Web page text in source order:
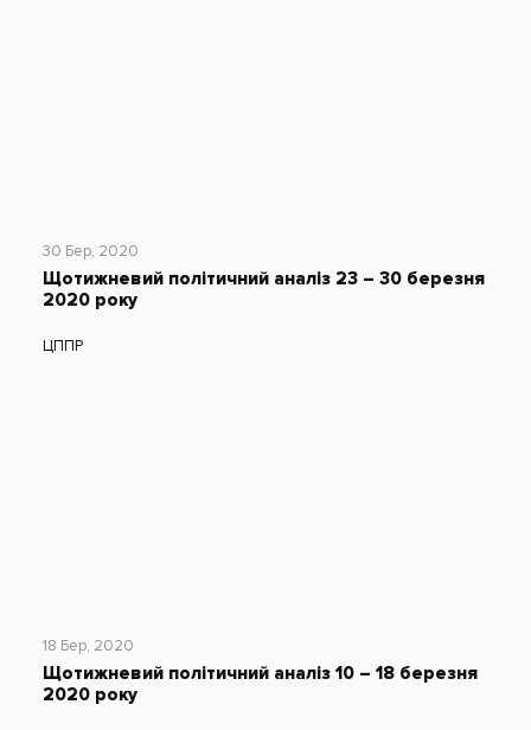
30 Бер, 2020
Щотижневий політичний аналіз 23 – 30 березня
2020 року
ЦППР
18 Бер, 2020
Щотижневий політичний аналіз 10 – 18 березня
2020 року